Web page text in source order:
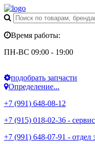
Время работы:
ПН-ВС 09:00 - 19:00
подобрать запчасти
Определение...
+7 (991) 648-08-12
+7 (915) 018-02-36 -
+7 (991) 648-07-91 - отдел